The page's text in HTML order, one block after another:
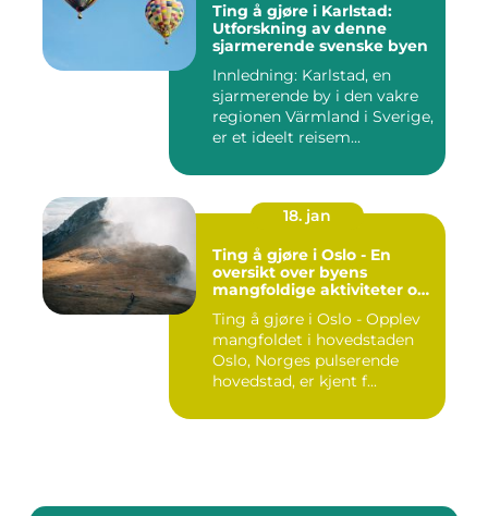
Ting å gjøre i Karlstad:
Utforskning av denne
sjarmerende svenske byen
Innledning: Karlstad, en
sjarmerende by i den vakre
regionen Värmland i Sverige,
er et ideelt reisem...
18. jan
Ting å gjøre i Oslo - En
oversikt over byens
mangfoldige aktiviteter og
Ting å gjøre i Oslo - Opplev
mangfoldet i hovedstaden
Oslo, Norges pulserende
hovedstad, er kjent f...